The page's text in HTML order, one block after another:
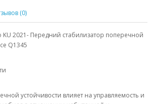
(0)
KU 2021- Передний стабилизатор поперечной
Q1345
устойчивости влияет на управляемость и